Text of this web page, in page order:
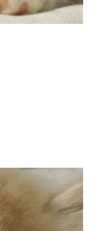
フォロー
の方
する